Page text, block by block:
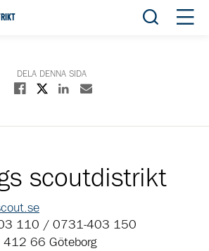
Öppna
DELA DENNA SIDA
Dela på Facebook
Dela på XDela på Linkedin
Dela med E-post
scoutdistrikt
110 / 0731-403 150
412 66 Göteborg